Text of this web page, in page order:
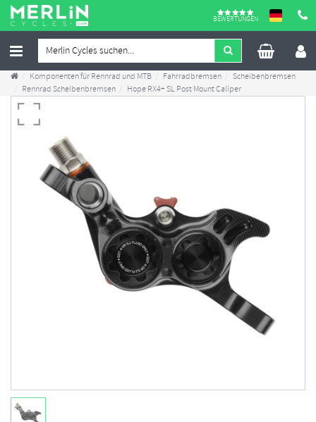
BEWERTUNGEN
Komponenten für Rennrad und MTB Fahrradbremsen
Scheibenbremsen
Rennrad Scheibenbremsen
Hope RX4+ SL Post Mount Caliper